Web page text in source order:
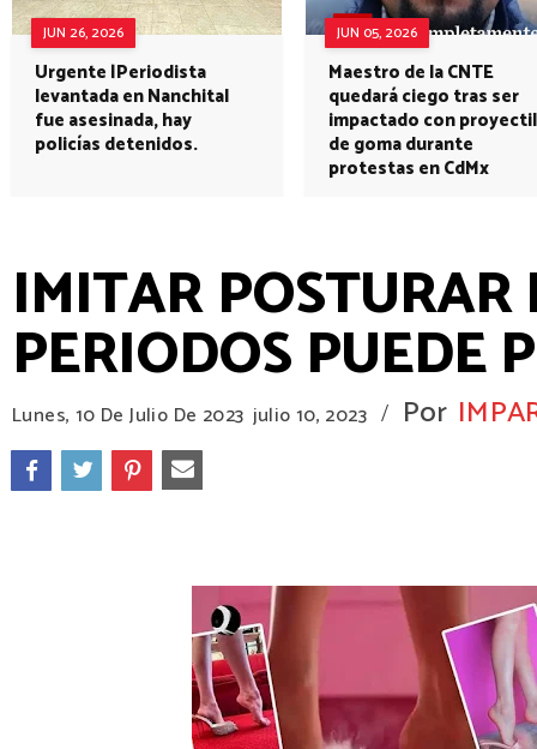
JUN 26, 2026
Urgente |Periodista
levantada en Nanchital
fue asesinada, hay
policías detenidos.
JUN 05, 2026
Maestro de la CNTE
quedará ciego tras ser
impactado con proyectil
de goma durante
protestas en CdMx
IMITAR POSTURAR
PERIODOS PUEDE
Lunes, 10 De Julio De 2023 julio 10, 2023 / Por